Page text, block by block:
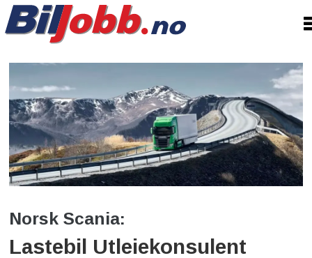
Norsk Scania:
Lastebil Utleiekonsulent